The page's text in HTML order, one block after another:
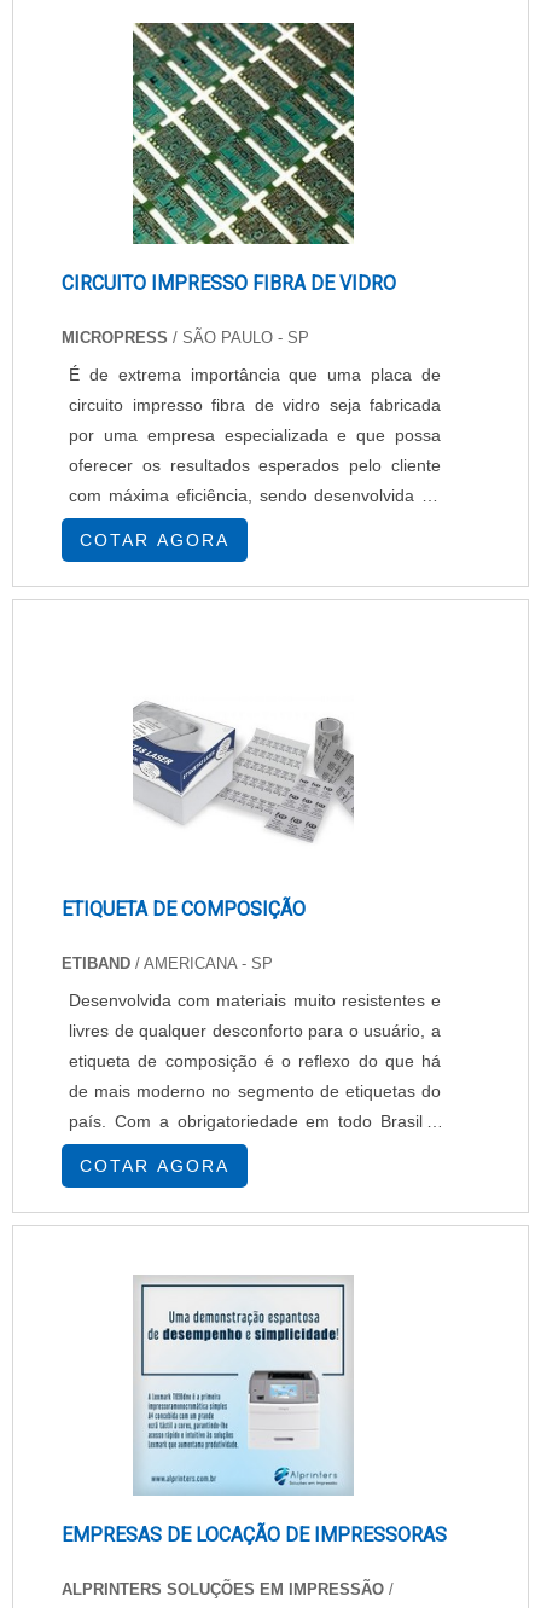
CIRCUITO IMPRESSO FIBRA DE VIDRO
MICROPRESS / SÃO PAULO - SP
É de extrema importância que uma placa de
circuito impresso fibra de vidro seja fabricada
por uma empresa especializada e que possa
oferecer os resultados esperados pelo cliente
com máxima eficiência, sendo desenvolvida de
acordo com a necessidade específica. O uso de
um circuito impresso pode ser feito em diversas
aplicações, como em: Informática,
COTAR AGORA
ETIQUETA DE COMPOSIÇÃO
ETIBAND / AMERICANA - SP
Desenvolvida com materiais muito resistentes e
livres de qualquer desconforto para o usuário, a
etiqueta de composição é o reflexo do que há
de mais moderno no segmento de etiquetas do
país. Com a obrigatoriedade em todo Brasil e
Mercosul, a etiqueta composição é feita com
extremo cuidado e cumpre a todas as
exigências têxteis do INMETRO (Instituto
Tecnologia), garantindo alta segurança e
IMPORTANTES SOBRE O PRODUTOA etiq.
COTAR AGORA
EMPRESAS DE LOCAÇÃO DE IMPRESSORAS
ALPRINTERS SOLUÇÕES EM IMPRESSÃO /